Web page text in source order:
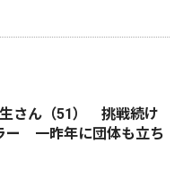
さん（51） 挑戦続け
ー 一昨年に団体も立ち